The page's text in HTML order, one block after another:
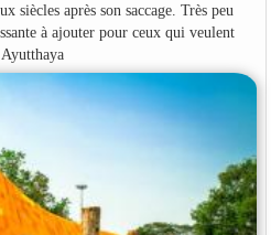
siècles après son saccage. Très peu
à ajouter pour ceux qui veulent